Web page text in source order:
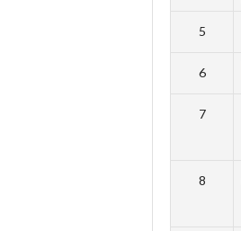
5
6
7
8